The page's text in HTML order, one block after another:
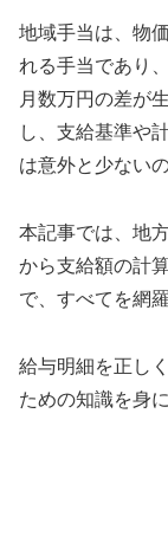
地域手当は、物
れる手当であり
月数万円の差が
し、支給基準や
は意外と少ない
本記事では、地
から支給額の計
で、すべてを網
給与明細を正し
ための知識を身